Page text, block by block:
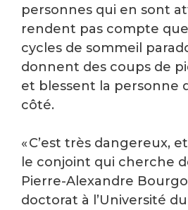
personnes qui en sont
rendent pas compte
cycles de sommeil
donnent des coups de
et blessent la personne
côté.
« C’est très dangereux,
le conjoint qui cherche
Pierre-Alexandre
doctorat à l’Université